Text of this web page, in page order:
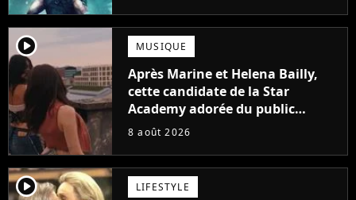
player2 MUSIQUE
Après Marine et Helena Bailly,
cette candidate de la Star
Academy adorée du public
annonce son premier album,
8 août 2026
player2 LIFESTYLE